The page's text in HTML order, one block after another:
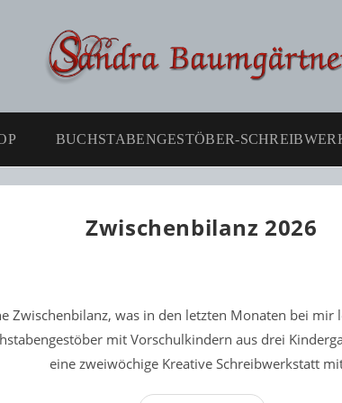
BUCHSTABENGESTÖBER-
Zwischenbilanz 2026
Zwischenbilanz, was in den letzten Monaten bei mir
mit Vorschulkindern aus drei
eine zweiwöchige Kreative Schreibwerkstatt